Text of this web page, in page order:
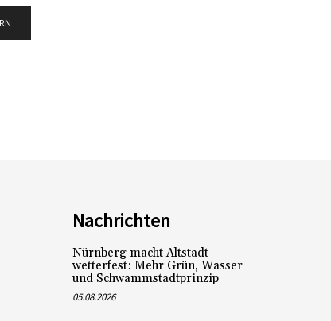
Nachrichten
Nürnberg macht Altstadt
wetterfest: Mehr Grün, Wasser
und Schwammstadtprinzip
05.08.2026